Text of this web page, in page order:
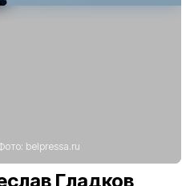
belpressa.ru
Гладков